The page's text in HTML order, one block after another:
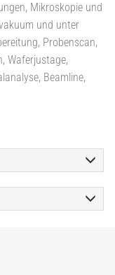
Mikroskopie und
und unter
Probenscan,
Waferjustage,
Beamline,